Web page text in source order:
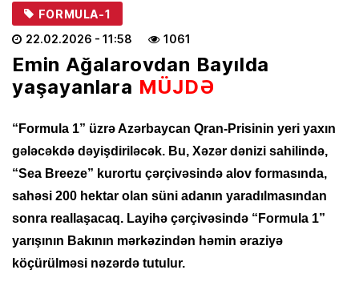
FORMULA-1
22.02.2026 - 11:58 1061
Emin Ağalarovdan Bayılda
yaşayanlara MÜJDƏ
“Formula 1” üzrə Azərbaycan Qran-Prisinin yeri yaxın
gələcəkdə dəyişdiriləcək. Bu, Xəzər dənizi sahilində,
“Sea Breeze” kurortu çərçivəsində alov formasında,
sahəsi 200 hektar olan süni adanın yaradılmasından
sonra reallaşacaq. Layihə çərçivəsində “Formula 1”
yarışının Bakının mərkəzindən həmin əraziyə
köçürülməsi nəzərdə tutulur.